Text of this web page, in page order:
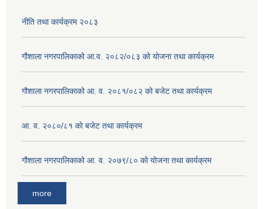
नीति तथा कार्यक्रम २०८३
गौशाला नगरपालिकाको आ.व. २०८२/०८३ को योजना तथा कार्यक्रम
गौशाला नगरपालिकाको आ. व. २०८१/०८२ को बजेट तथा कार्यक्रम
आ. व. २०८०/८१ को बजेट तथा कार्यक्रम
गौशाला नगरपालिकाको आ. व. २०७९/८० को योजना तथा कार्यक्रम
more